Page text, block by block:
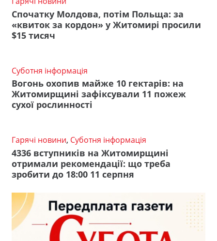
Спочатку Молдова, потім Польща: за
«квиток за кордон» у Житомирі просили
$15 тисяч
Суботня інформація
Вогонь охопив майже 10 гектарів: на
Житомирщині зафіксували 11 пожеж
сухої рослинності
Гарячі новини, Суботня інформація
4336 вступників на Житомирщині
отримали рекомендації: що треба
зробити до 18:00 11 серпня